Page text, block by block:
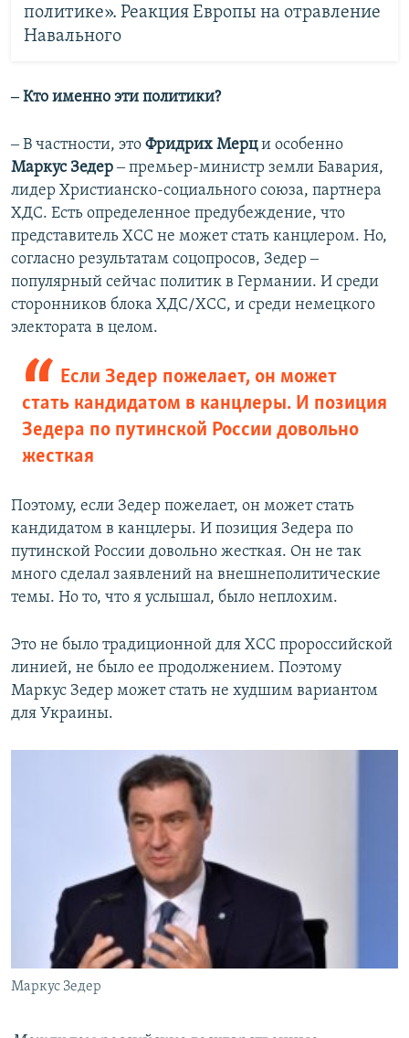
политике». Реакция Европы на отравление
Навального
‒ Кто именно эти политики?
‒ В частности, это Фридрих Мерци особенно
Маркус Зедер‒ премьер-министр земли Бавария,
лидер Христианско-социального союза, партнера
ХДС. Есть определенное предубеждение, что
представитель ХСС не может стать канцлером. Но,
согласно результатам соцопросов, Зедер ‒
популярный сейчас политик в Германии. И среди
сторонников блока ХДС/ХСС, и среди немецкого
электората в целом.
Если Зедер пожелает, он может
стать кандидатом в канцлеры. И позиция
Зедера по путинской России довольно
жесткая
Поэтому, если Зедер пожелает, он может стать
кандидатом в канцлеры. И позиция Зедера по
путинской России довольно жесткая. Он не так
много сделал заявлений на внешнеполитические
темы. Но то, что я услышал, было неплохим.
Это не было традиционной для ХСС пророссийской
линией, не было ее продолжением. Поэтому
Маркус Зедер может стать не худшим вариантом
для Украины.
Маркус Зедер